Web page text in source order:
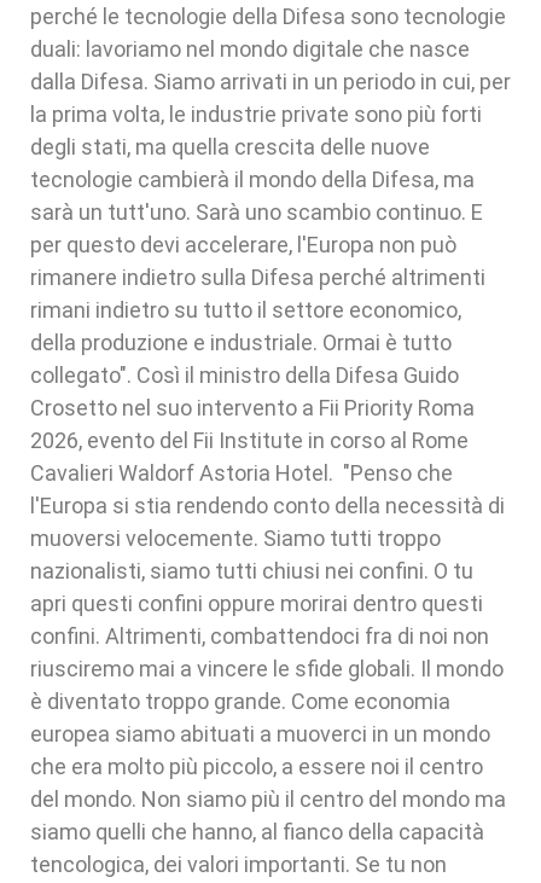
perché le tecnologie della Difesa sono tecnologie
duali: lavoriamo nel mondo digitale che nasce
dalla Difesa. Siamo arrivati in un periodo in cui, per
la prima volta, le industrie private sono più forti
degli stati, ma quella crescita delle nuove
tecnologie cambierà il mondo della Difesa, ma
sarà un tutt'uno. Sarà uno scambio continuo. E
per questo devi accelerare, l'Europa non può
rimanere indietro sulla Difesa perché altrimenti
rimani indietro su tutto il settore economico,
della produzione e industriale. Ormai è tutto
collegato". Così il ministro della Difesa Guido
Crosetto nel suo intervento a Fii Priority Roma
2026, evento del Fii Institute in corso al Rome
Cavalieri Waldorf Astoria Hotel. "Penso che
l'Europa si stia rendendo conto della necessità di
muoversi velocemente. Siamo tutti troppo
nazionalisti, siamo tutti chiusi nei confini. O tu
apri questi confini oppure morirai dentro questi
confini. Altrimenti, combattendoci fra di noi non
riusciremo mai a vincere le sfide globali. Il mondo
è diventato troppo grande. Come economia
europea siamo abituati a muoverci in un mondo
che era molto più piccolo, a essere noi il centro
del mondo. Non siamo più il centro del mondo ma
siamo quelli che hanno, al fianco della capacità
tencologica, dei valori importanti. Se tu non